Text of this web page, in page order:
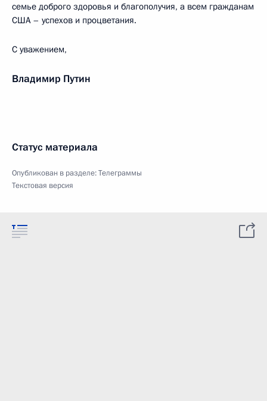
семье доброго здоровья и благополучия, а всем гражданам
США – успехов и процветания.
С уважением,
Владимир Путин
Статус материала
Опубликован в разделе:Телеграммы
Текстовая версия